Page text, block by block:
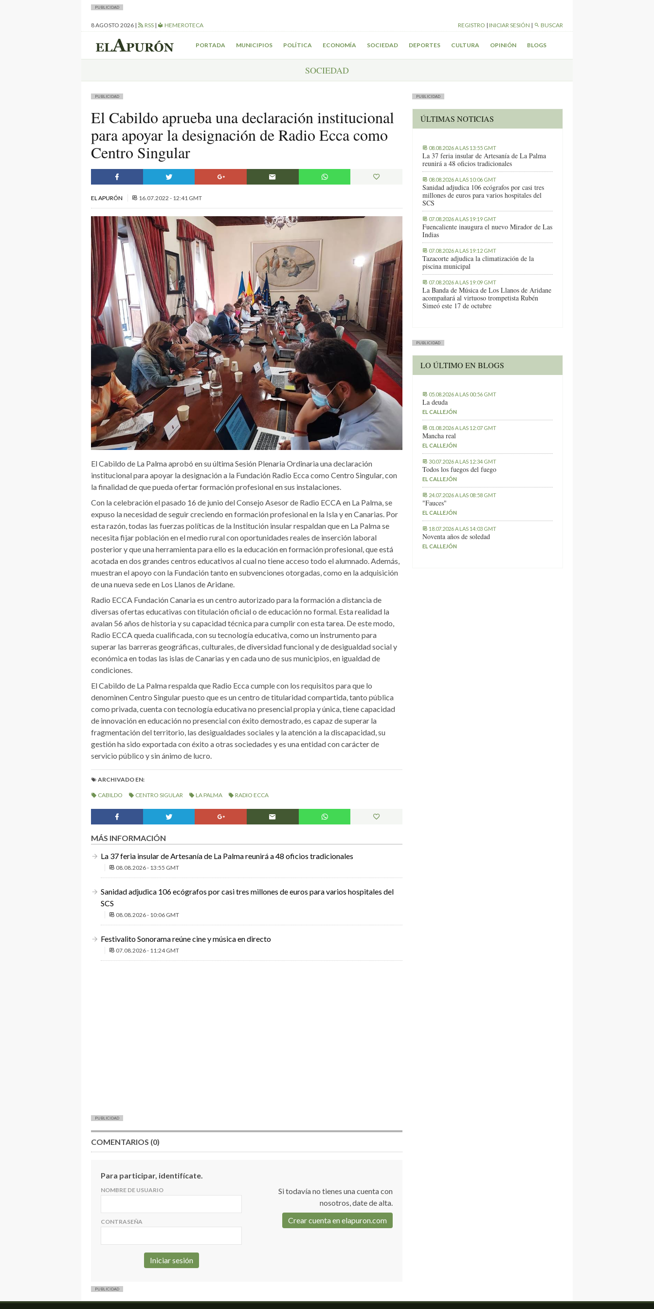
PUBLICIDAD
8 AGOSTO 2026 | RSS | HEMEROTECA REGISTRO | INICIAR SESIÓN | BUSCAR
PORTADA MUNICIPIOS POLÍTICA ECONOMÍA SOCIEDAD DEPORTES CULTURA OPINIÓN BLOGS
SOCIEDAD
PUBLICIDAD
El Cabildo aprueba una declaración institucional
para apoyar la designación de Radio Ecca como
Centro Singular
EL APURÓN 16.07.2022 - 12:41 GMT
El Cabildo de La Palma aprobó en su última Sesión Plenaria Ordinaria una declaración
institucional para apoyar la designación a la Fundación Radio Ecca como Centro Singular, con
la finalidad de que pueda ofertar formación profesional en sus instalaciones.
Con la celebración el pasado 16 de junio del Consejo Asesor de Radio ECCA en La Palma, se
expuso la necesidad de seguir creciendo en formación profesional en la Isla y en Canarias. Por
esta razón, todas las fuerzas políticas de la Institución insular respaldan que en La Palma se
necesita fijar población en el medio rural con oportunidades reales de inserción laboral
posterior y que una herramienta para ello es la educación en formación profesional, que está
acotada en dos grandes centros educativos al cual no tiene acceso todo el alumnado. Además,
muestran el apoyo con la Fundación tanto en subvenciones otorgadas, como en la adquisición
de una nueva sede en Los Llanos de Aridane.
Radio ECCA Fundación Canaria es un centro autorizado para la formación a distancia de
diversas ofertas educativas con titulación oficial o de educación no formal. Esta realidad la
avalan 56 años de historia y su capacidad técnica para cumplir con esta tarea. De este modo,
Radio ECCA queda cualificada, con su tecnología educativa, como un instrumento para
superar las barreras geográficas, culturales, de diversidad funcional y de desigualdad social y
económica en todas las islas de Canarias y en cada uno de sus municipios, en igualdad de
condiciones.
El Cabildo de La Palma respalda que Radio Ecca cumple con los requisitos para que lo
denominen Centro Singular puesto que es un centro de titularidad compartida, tanto pública
como privada, cuenta con tecnología educativa no presencial propia y única, tiene capacidad
de innovación en educación no presencial con éxito demostrado, es capaz de superar la
fragmentación del territorio, las desigualdades sociales y la atención a la discapacidad, su
gestión ha sido exportada con éxito a otras sociedades y es una entidad con carácter de
servicio público y sin ánimo de lucro.
ARCHIVADO EN:
CABILDO CENTRO SIGULAR LA PALMA RADIO ECCA
MÁS INFORMACIÓN
La 37 feria insular de Artesanía de La Palma reunirá a 48 oficios tradicionales
08.08.2026 - 13:55 GMT
Sanidad adjudica 106 ecógrafos por casi tres millones de euros para varios hospitales del
SCS
08.08.2026 - 10:06 GMT
Festivalito Sonorama reúne cine y música en directo
07.08.2026 - 11:24 GMT
PUBLICIDAD
COMENTARIOS (0)
Para participar, identifícate.
NOMBRE DE USUARIO
CONTRASEÑA
Si todavía no tienes una cuenta con
nosotros, date de alta.
Crear cuenta en elapuron.com
PUBLICIDAD
ÚLTIMAS NOTICIAS
08.08.2026 A LAS 13:55 GMT
La 37 feria insular de Artesanía de La Palma
reunirá a 48 oficios tradicionales
08.08.2026 A LAS 10:06 GMT
Sanidad adjudica 106 ecógrafos por casi tres
millones de euros para varios hospitales del
SCS
07.08.2026 A LAS 19:19 GMT
Fuencaliente inaugura el nuevo Mirador de Las
Indias
07.08.2026 A LAS 19:12 GMT
Tazacorte adjudica la climatización de la
piscina municipal
07.08.2026 A LAS 19:09 GMT
La Banda de Música de Los Llanos de Aridane
acompañará al virtuoso trompetista Rubén
Simeó este 17 de octubre
PUBLICIDAD
LO ÚLTIMO EN BLOGS
05.08.2026 A LAS 00:56 GMT
La deuda
EL CALLEJÓN
01.08.2026 A LAS 12:07 GMT
Mancha real
EL CALLEJÓN
30.07.2026 A LAS 12:34 GMT
Todos los fuegos del fuego
EL CALLEJÓN
24.07.2026 A LAS 08:58 GMT
"Fauces"
EL CALLEJÓN
18.07.2026 A LAS 14:03 GMT
Noventa años de soledad
EL CALLEJÓN
PUBLICIDAD